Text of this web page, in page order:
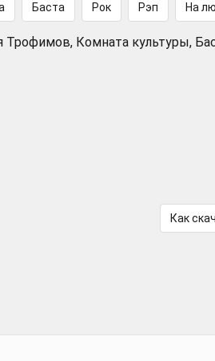
Баста Рок Рэп На
Трофимов, Комната культуры,
Как